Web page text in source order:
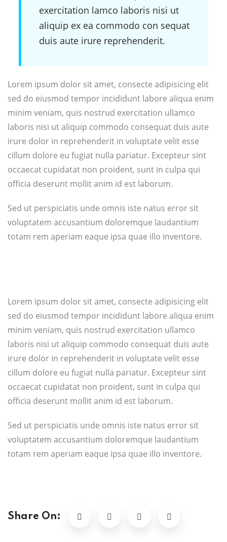
exercitation lamco laboris nisi ut
aliquip ex ea commodo con sequat
duis aute irure reprehenderit.
Lorem ipsum dolor sit amet, consecte adipisicing elit
sed do eiusmod tempor incididunt labore aliqua enim
minim veniam, quis nostrud exercitation ullamco
laboris nisi ut aliquip commodo consequat duis aute
irure dolor in reprehenderit in voluptate velit esse
cillum dolore eu fugiat nulla pariatur. Excepteur sint
occaecat cupidatat non proident, sunt in culpa qui
officia deserunt mollit anim id est laborum.
Sed ut perspiciatis unde omnis iste natus error sit
voluptatem accusantium doloremque laudantium
totam rem aperiam eaque ipsa quae illo inventore.
Lorem ipsum dolor sit amet, consecte adipisicing elit
sed do eiusmod tempor incididunt labore aliqua enim
minim veniam, quis nostrud exercitation ullamco
laboris nisi ut aliquip commodo consequat duis aute
irure dolor in reprehenderit in voluptate velit esse
cillum dolore eu fugiat nulla pariatur. Excepteur sint
occaecat cupidatat non proident, sunt in culpa qui
officia deserunt mollit anim id est laborum.
Sed ut perspiciatis unde omnis iste natus error sit
voluptatem accusantium doloremque laudantium
totam rem aperiam eaque ipsa quae illo inventore.
Share On: